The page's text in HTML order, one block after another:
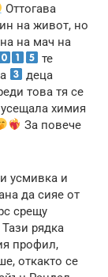
Оттогава
на живот, но
на мач на
те
деца
това тя се
химия
За повече
усмивка и
да сияе от
срещу
рядка
профил,
откакто се